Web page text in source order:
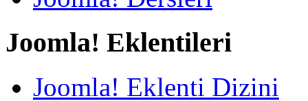
Joomla! Eklentileri
Joomla! Eklenti Dizini